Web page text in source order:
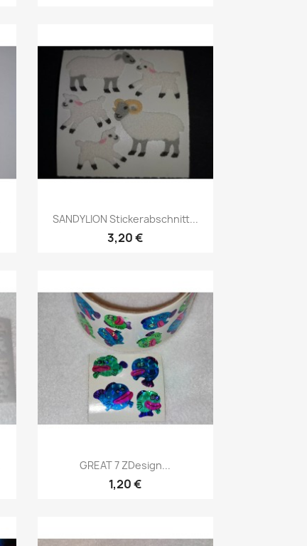
SANDYLION Stickerabschnitt...
3,20 €
GREAT 7 ZDesign...
1,20 €